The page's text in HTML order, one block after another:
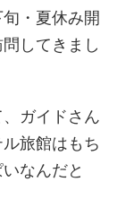
・夏休み開
してきまし
ガイドさん
旅館はもち
なんだと